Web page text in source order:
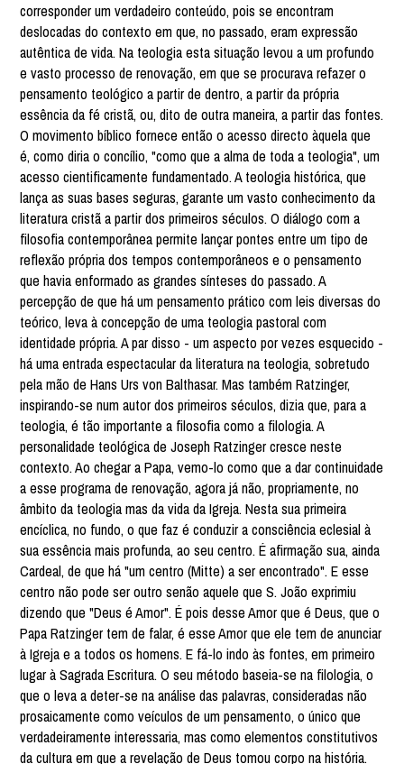
corresponder um verdadeiro conteúdo, pois se encontram
deslocadas do contexto em que, no passado, eram expressão
autêntica de vida. Na teologia esta situação levou a um profundo
e vasto processo de renovação, em que se procurava refazer o
pensamento teológico a partir de dentro, a partir da própria
essência da fé cristã, ou, dito de outra maneira, a partir das fontes.
O movimento bíblico fornece então o acesso directo àquela que
é, como diria o concílio, "como que a alma de toda a teologia", um
acesso cientificamente fundamentado. A teologia histórica, que
lança as suas bases seguras, garante um vasto conhecimento da
literatura cristã a partir dos primeiros séculos. O diálogo com a
filosofia contemporânea permite lançar pontes entre um tipo de
reflexão própria dos tempos contemporâneos e o pensamento
que havia enformado as grandes sínteses do passado. A
percepção de que há um pensamento prático com leis diversas do
teórico, leva à concepção de uma teologia pastoral com
identidade própria. A par disso - um aspecto por vezes esquecido -
há uma entrada espectacular da literatura na teologia, sobretudo
pela mão de Hans Urs von Balthasar. Mas também Ratzinger,
inspirando-se num autor dos primeiros séculos, dizia que, para a
teologia, é tão importante a filosofia como a filologia. A
personalidade teológica de Joseph Ratzinger cresce neste
contexto. Ao chegar a Papa, vemo-lo como que a dar continuidade
a esse programa de renovação, agora já não, propriamente, no
âmbito da teologia mas da vida da Igreja. Nesta sua primeira
encíclica, no fundo, o que faz é conduzir a consciência eclesial à
sua essência mais profunda, ao seu centro. É afirmação sua, ainda
Cardeal, de que há "um centro (Mitte) a ser encontrado". E esse
centro não pode ser outro senão aquele que S. João exprimiu
dizendo que "Deus é Amor". É pois desse Amor que é Deus, que o
Papa Ratzinger tem de falar, é esse Amor que ele tem de anunciar
à Igreja e a todos os homens. E fá-lo indo às fontes, em primeiro
lugar à Sagrada Escritura. O seu método baseia-se na filologia, o
que o leva a deter-se na análise das palavras, consideradas não
prosaicamente como veículos de um pensamento, o único que
verdadeiramente interessaria, mas como elementos constitutivos
da cultura em que a revelação de Deus tomou corpo na história.